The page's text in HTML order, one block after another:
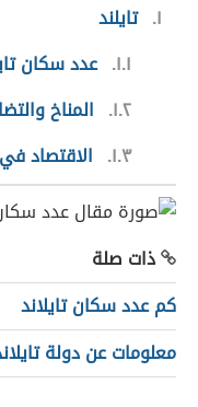
١ تايلند
١.١ عدد سكان
١.٢
المناخ
١.٣
الاقتصاد
ذات صلة
كم عدد سكان تايلاند
معلومات عن دولة